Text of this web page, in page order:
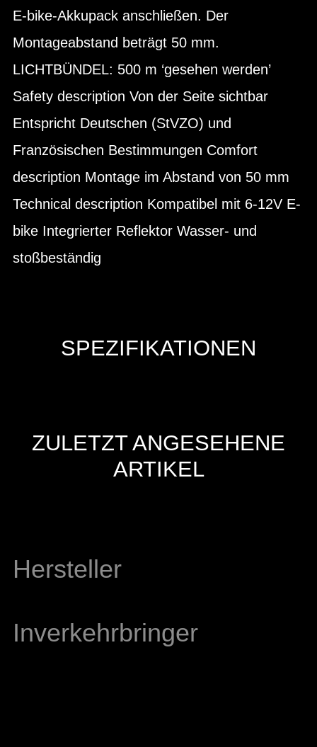
E-bike-Akkupack anschließen. Der
Montageabstand beträgt 50 mm.
LICHTBÜNDEL: 500 m ‘gesehen werden’
Safety description Von der Seite sichtbar
Entspricht Deutschen (StVZO) und
Französischen Bestimmungen Comfort
description Montage im Abstand von 50 mm
Technical description Kompatibel mit 6-12V E-
bike Integrierter Reflektor Wasser- und
stoßbeständig
SPEZIFIKATIONEN
ZULETZT ANGESEHENE
ARTIKEL
Hersteller
Inverkehrbringer